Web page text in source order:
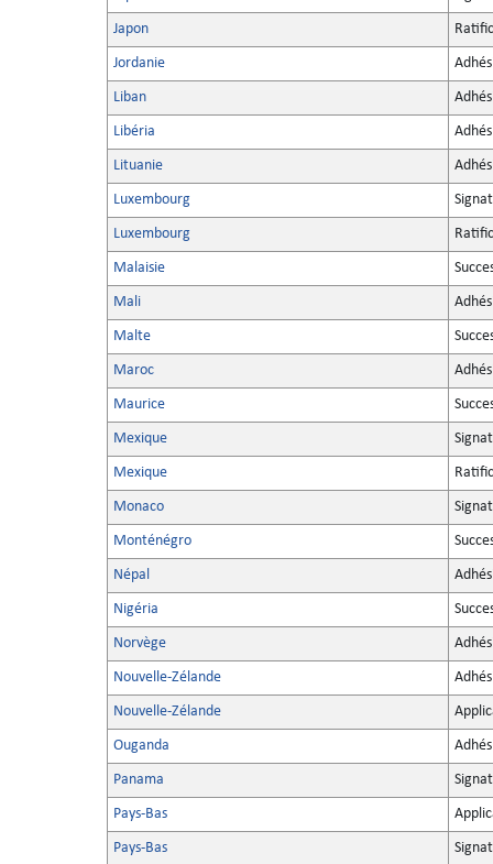
Japon
Jordanie
Liban
Libéria
Lituanie
Luxembourg
Luxembourg
Malaisie
Mali
Malte
Maroc
Maurice
Mexique
Mexique
Monaco
Monténégro
Népal
Nigéria
Norvège
Nouvelle-Zélande
Nouvelle-Zélande
Ouganda
Panama
Pays-Bas
Pays-Bas